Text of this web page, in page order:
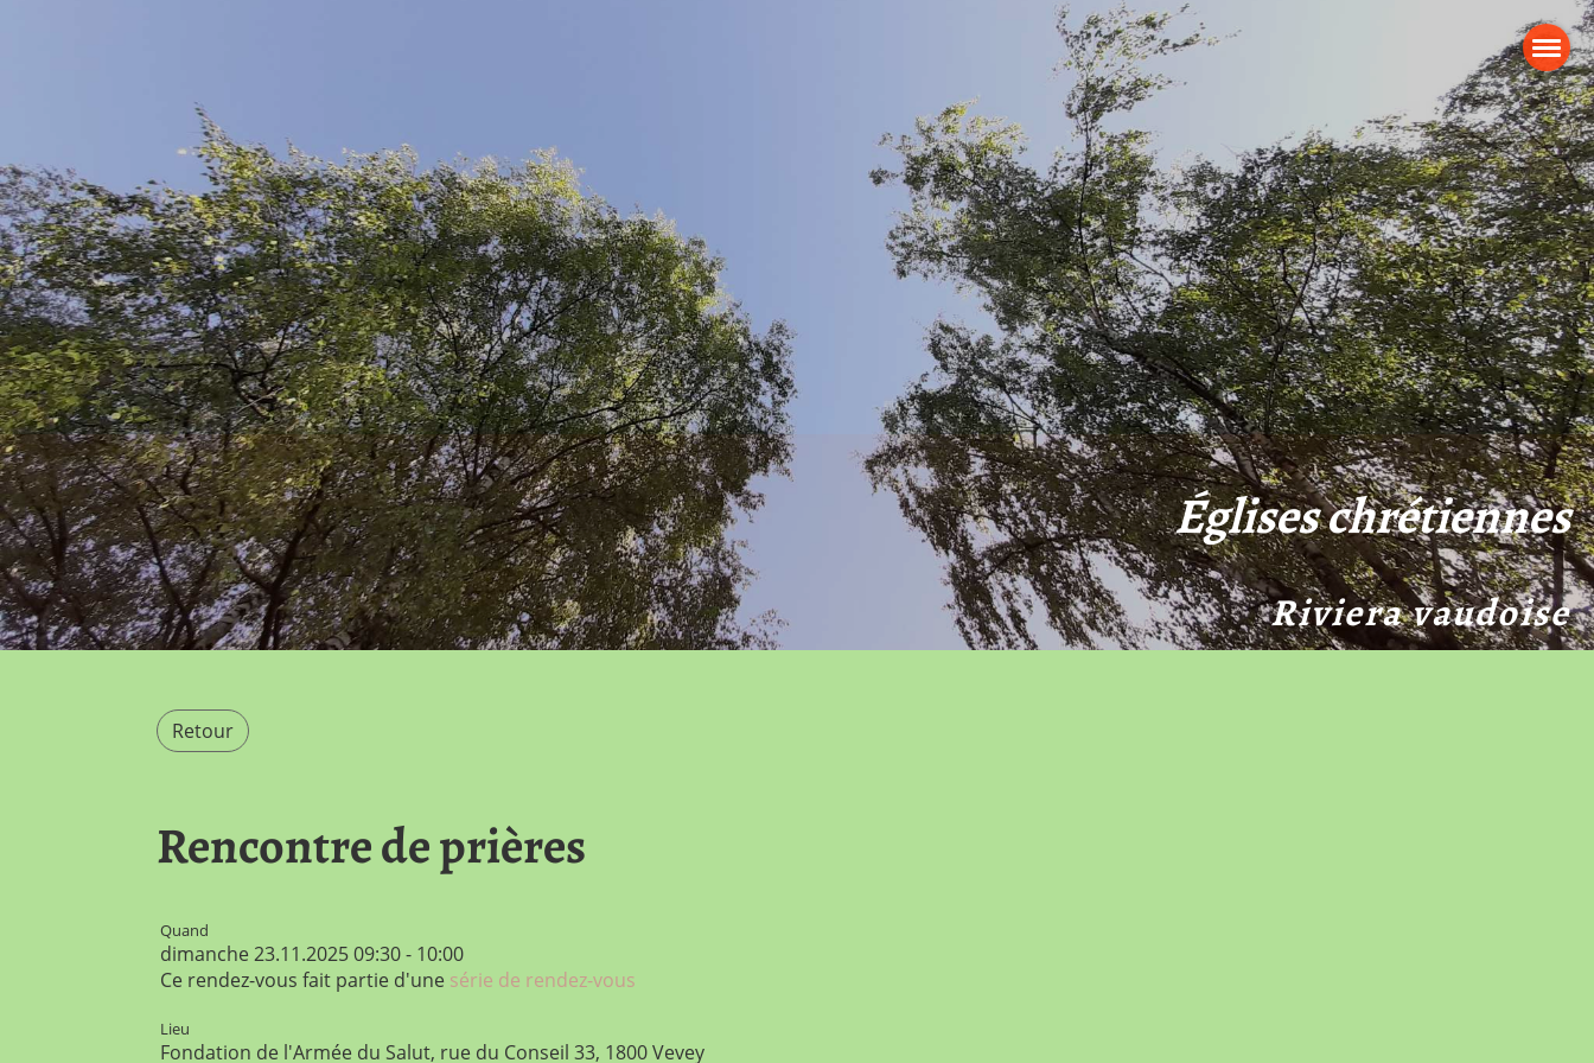
Églises chrétiennes
Riviera vaudoise
Retour
Rencontre de prières
Quand
dimanche 23.11.2025 09:30 - 10:00
Ce rendez-vous fait partie d'une série de rendez-vous
Lieu
Fondation de l'Armée du Salut, rue du Conseil 33, 1800 Vevey